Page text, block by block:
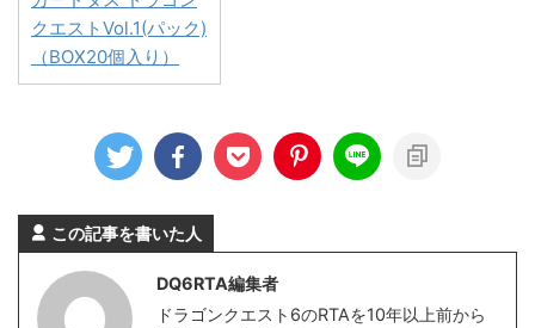
クエストVol.1(パック)
（BOX20個入り）
この記事を書いた人
DQ6RTA編集者
ドラゴンクエスト6のRTAを10年以上前から